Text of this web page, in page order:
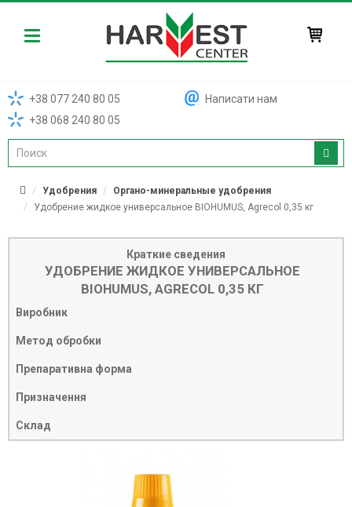
Harvest
+38 077 240 80 05
+38 068 240 80 05
Написати нам
Удобрения
Органо-минеральные удобрения
Удобрение жидкое универсальное BIOHUMUS, Agrecol 0,35 кг
Краткие сведения
УДОБРЕНИЕ ЖИДКОЕ УНИВЕРСАЛЬНОЕ
BIOHUMUS, AGRECOL 0,35 КГ
Виробник
Метод обробки
Препаративна форма
Призначення
Склад